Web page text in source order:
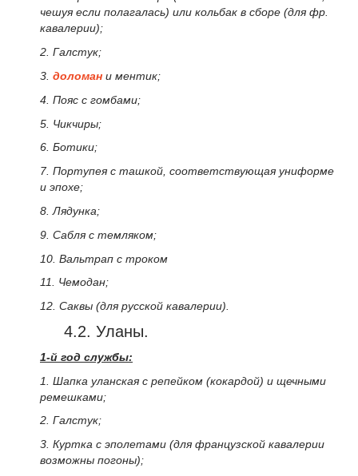
чешуя если полагалась) или кольбак в сборе (для фр.
кавалерии);
2. Галстук;
3. доломан и ментик;
4. Пояс с гомбами;
5. Чикчиры;
6. Ботики;
7. Портупея с ташкой, соответствующая униформе
и эпохе;
8. Лядунка;
9. Сабля с темляком;
10. Вальтрап с троком
11. Чемодан;
12. Саквы (для русской кавалерии).
4.2. Уланы.
1-й год службы:
1. Шапка уланская с репейком (кокардой) и щечными
ремешками;
2. Галстук;
3. Куртка с эполетами (для французской кавалерии
возможны погоны);